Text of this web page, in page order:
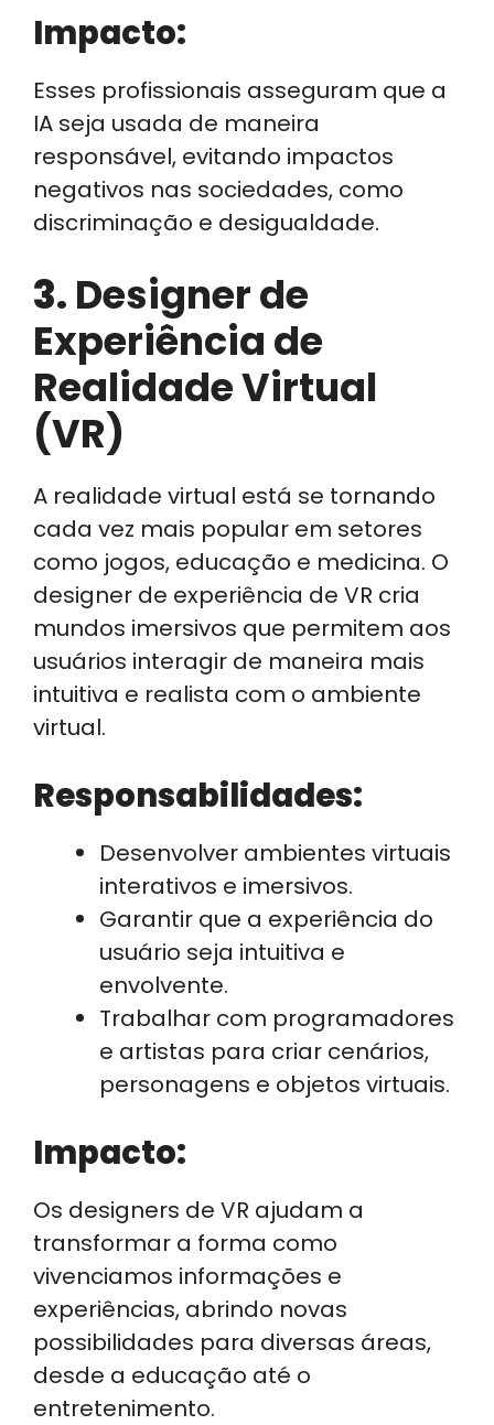
Impacto:
Esses profissionais asseguram que a
IA seja usada de maneira
responsável, evitando impactos
negativos nas sociedades, como
discriminação e desigualdade.
3. Designer de
Experiência de
Realidade Virtual
(VR)
A realidade virtual está se tornando
cada vez mais popular em setores
como jogos, educação e medicina. O
designer de experiência de VR cria
mundos imersivos que permitem aos
usuários interagir de maneira mais
intuitiva e realista com o ambiente
virtual.
Responsabilidades:
Desenvolver ambientes virtuais
interativos e imersivos.
Garantir que a experiência do
usuário seja intuitiva e
envolvente.
Trabalhar com programadores
e artistas para criar cenários,
personagens e objetos virtuais.
Impacto:
Os designers de VR ajudam a
transformar a forma como
vivenciamos informações e
experiências, abrindo novas
possibilidades para diversas áreas,
desde a educação até o
entretenimento.